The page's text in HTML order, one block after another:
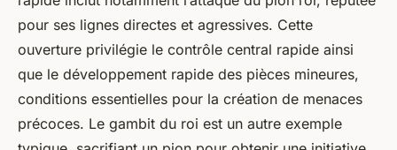
pour ses lignes directes et agressives. Cette
ouverture privilégie le contrôle central rapide ainsi
que le développement rapide des pièces mineures,
conditions essentielles pour la création de menaces
précoces. Le gambit du roi est un autre exemple